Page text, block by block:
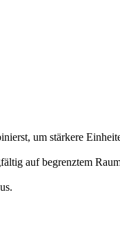
um stärkere
auf begrenztem